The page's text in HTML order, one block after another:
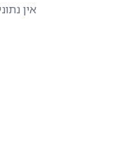
אין